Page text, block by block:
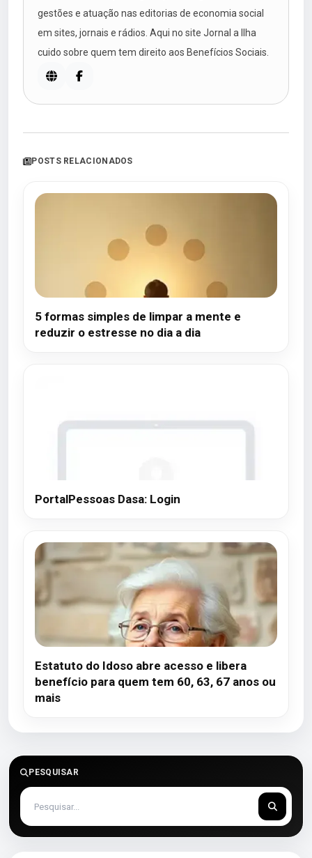
gestões e atuação nas editorias de economia social
em sites, jornais e rádios. Aqui no site Jornal a Ilha
cuido sobre quem tem direito aos Benefícios Sociais.
POSTS RELACIONADOS
5 formas simples de limpar a mente e
reduzir o estresse no dia a dia
PortalPessoas Dasa: Login
Estatuto do Idoso abre acesso e libera
benefício para quem tem 60, 63, 67 anos ou
mais
PESQUISAR